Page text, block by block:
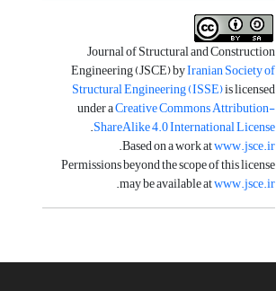
Journal of Structural and Construction
Engineering (JSCE) byIranian Society of
Structural Engineering (ISSE)is licensed
under aCreative Commons Attribution-
ShareAlike 4.0 International License
.
Based on a work atwww.jsce.ir
.
Permissions beyond the scope of this license
may be available atwww.jsce.ir
.